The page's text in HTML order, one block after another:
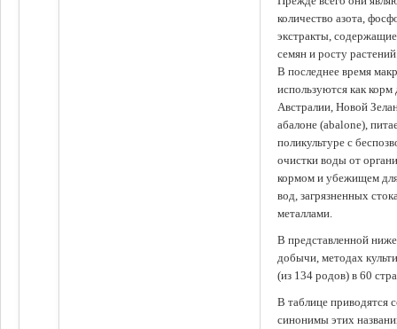
количество азота,
экстракты,
семян и росту
В последнее время
используются как
Австралии, Новой
абалоне (abalone),
поликультуре с
очистки воды от
кормом и убежищем
вод, загрязненных
металлами.
В представленной
добычи, методах
(из 134 родов) в 60
В таблице приводятся
синонимы этих